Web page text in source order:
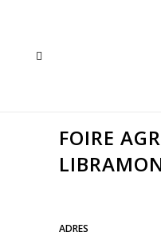
FOIRE
ADRES